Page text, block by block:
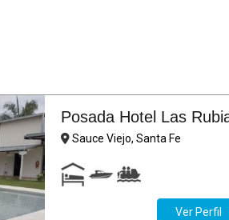
Posada Hotel Las
Sauce Viejo, Santa Fe
Ver Perfil